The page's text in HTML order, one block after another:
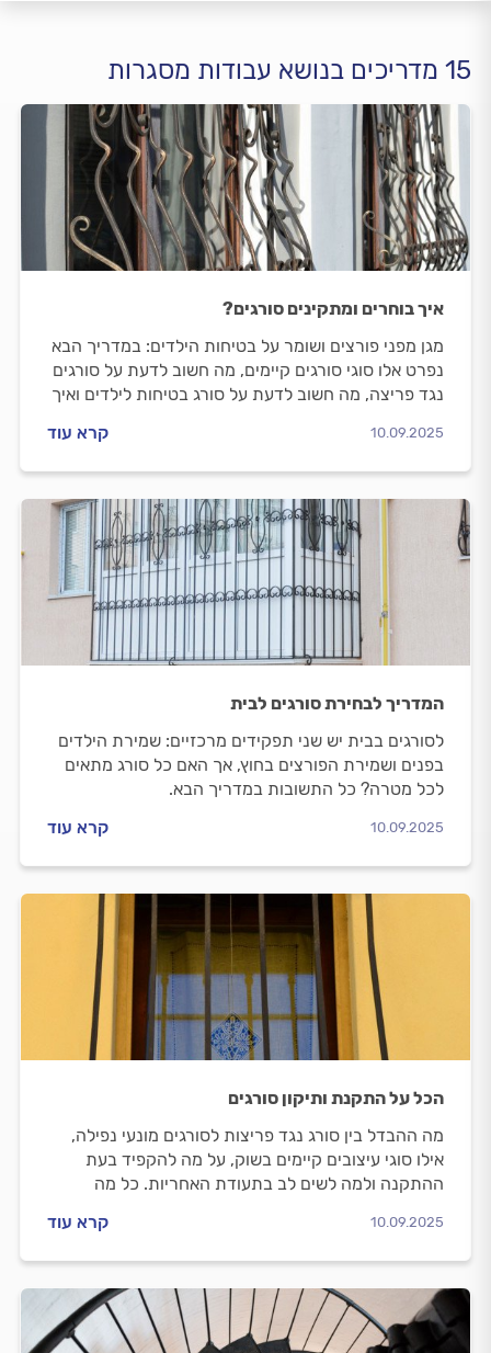
15 מדריכים בנושא עבודות מסגרות
איך בוחרים ומתקינים סורגים?
מגן מפני פורצים ושומר על בטיחות הילדים: במדריך הבא
נפרט אלו סוגי סורגים קיימים, מה חשוב לדעת על סורגים
נגד פריצה, מה חשוב לדעת על סורג בטיחות לילדים ואיך
10.09.2025 קרא עוד
המדריך לבחירת סורגים לבית
לסורגים בבית יש שני תפקידים מרכזיים: שמירת הילדים
בפנים ושמירת הפורצים בחוץ, אך האם כל סורג מתאים
לכל מטרה? כל התשובות במדריך הבא.
10.09.2025 קרא עוד
הכל על התקנת ותיקון סורגים
מה ההבדל בין סורג נגד פריצות לסורגים מונעי נפילה,
אילו סוגי עיצובים קיימים בשוק, על מה להקפיד בעת
ההתקנה ולמה לשים לב בתעודת האחריות. כל מה
10.09.2025 קרא עוד